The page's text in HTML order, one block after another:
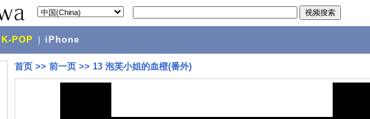
K-POP iPhone
首页 >> 前一页 >> 13 泡芙小姐的血橙(番外)